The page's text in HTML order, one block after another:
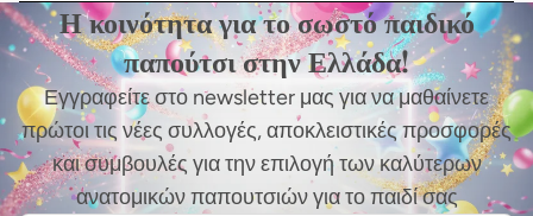
Η κοινότητα για το σωστό παιδικό
παπούτσι στην Ελλάδα!
Εγγραφείτε στο newsletter μας για να μαθαίνετε
πρώτοι τις νέες συλλογές, αποκλειστικές προσφορές
και συμβουλές για την επιλογή των καλύτερων
ανατομικών παπουτσιών για το παιδί σας